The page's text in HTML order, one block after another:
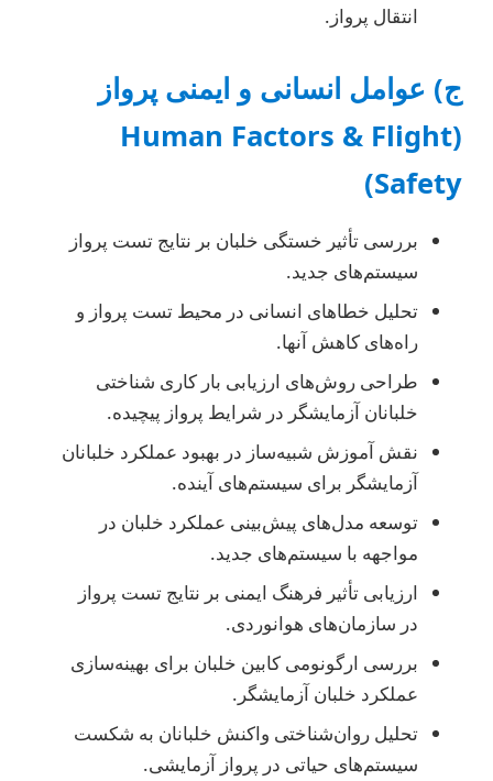
انتقال پرواز.
ج) عوامل انسانی و ایمنی پرواز
(Human Factors & Flight
Safety)
بررسی تأثیر خستگی خلبان بر نتایج تست پرواز
سیستم‌های جدید.
تحلیل خطاهای انسانی در محیط تست پرواز و
راه‌های کاهش آنها.
طراحی روش‌های ارزیابی بار کاری شناختی
خلبانان آزمایشگر در شرایط پرواز پیچیده.
نقش آموزش شبیه‌ساز در بهبود عملکرد خلبانان
آزمایشگر برای سیستم‌های آینده.
توسعه مدل‌های پیش‌بینی عملکرد خلبان در
مواجهه با سیستم‌های جدید.
ارزیابی تأثیر فرهنگ ایمنی بر نتایج تست پرواز
در سازمان‌های هوانوردی.
بررسی ارگونومی کابین خلبان برای بهینه‌سازی
عملکرد خلبان آزمایشگر.
تحلیل روان‌شناختی واکنش خلبانان به شکست
سیستم‌های حیاتی در پرواز آزمایشی.